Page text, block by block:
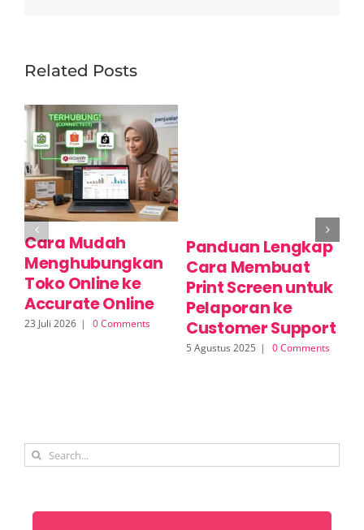
Related Posts
Cara Mudah
Menghubungkan
Toko Online ke
Accurate Online
23 Juli 2026 | 0 Comments
Panduan Lengkap
Cara Membuat
Print Screen untuk
Pelaporan ke
Customer Support
5 Agustus 2025 | 0 Comments
Search